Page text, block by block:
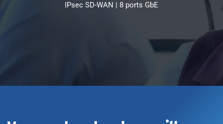
IPsec SD-WAN | 8 ports GbE